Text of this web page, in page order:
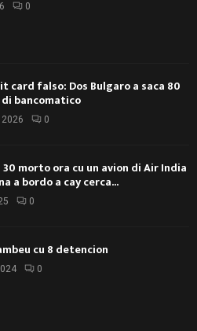
0
card falso: Dos Bulgaro a saca 80
bancomatico
2026 0
30 morto ora cu un avion di Air India
a bordo a cay cerca...
0
cu 8 detencion
0